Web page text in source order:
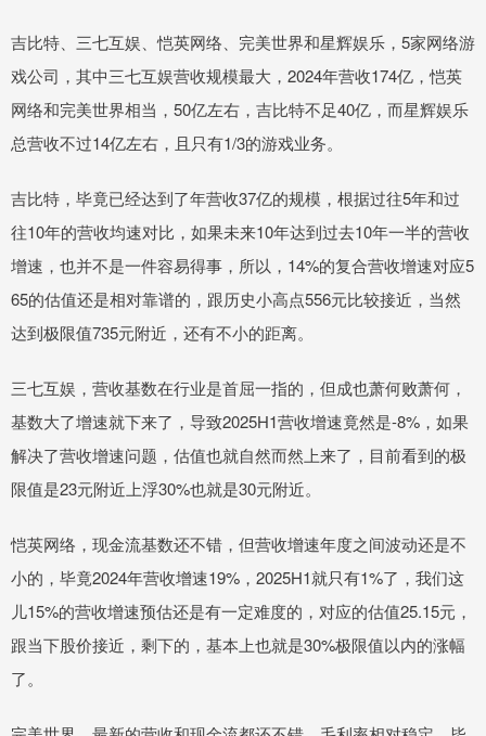
吉比特、三七互娱、恺英网络、完美世界和星辉娱乐，5家网络游
戏公司，其中三七互娱营收规模最大，2024年营收174亿，恺英
网络和完美世界相当，50亿左右，吉比特不足40亿，而星辉娱乐
总营收不过14亿左右，且只有1/3的游戏业务。
吉比特，毕竟已经达到了年营收37亿的规模，根据过往5年和过
往10年的营收均速对比，如果未来10年达到过去10年一半的营收
增速，也并不是一件容易得事，所以，14%的复合营收增速对应5
65的估值还是相对靠谱的，跟历史小高点556元比较接近，当然
达到极限值735元附近，还有不小的距离。
三七互娱，营收基数在行业是首屈一指的，但成也萧何败萧何，
基数大了增速就下来了，导致2025H1营收增速竟然是-8%，如果
解决了营收增速问题，估值也就自然而然上来了，目前看到的极
限值是23元附近上浮30%也就是30元附近。
恺英网络，现金流基数还不错，但营收增速年度之间波动还是不
小的，毕竟2024年营收增速19%，2025H1就只有1%了，我们这
儿15%的营收增速预估还是有一定难度的，对应的估值25.15元，
跟当下股价接近，剩下的，基本上也就是30%极限值以内的涨幅
了。